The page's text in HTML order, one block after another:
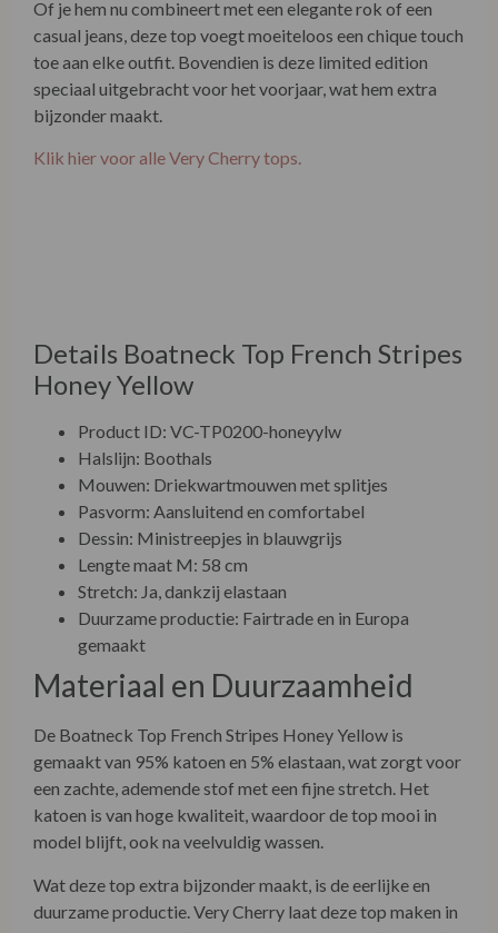
Of je hem nu combineert met een elegante rok of een
casual jeans, deze top voegt moeiteloos een chique touch
toe aan elke outfit. Bovendien is deze limited edition
speciaal uitgebracht voor het voorjaar, wat hem extra
bijzonder maakt.
Klik hier voor alle Very Cherry tops.
Pasvorm: Aansluitend en comfortabel
Dessin: Ministreepjes in blauwgrijs
Stretch: Ja, dankzij elastaan
Duurzame productie: Fairtrade en in Europa
gemaakt
Materiaal en Duurzaamheid
De Boatneck Top French Stripes Honey Yellow is
gemaakt van 95% katoen en 5% elastaan, wat zorgt voor
een zachte, ademende stof met een fijne stretch. Het
model blijft, ook na veelvuldig wassen.
Wat deze top extra bijzonder maakt, is de eerlijke en
duurzame productie. Very Cherry laat deze top maken in
een gecertificeerde Fairtrade-fabriek binnen Europa. Dit
betekent dat de arbeidsomstandigheden goed zijn, de
lonen eerlijk worden uitbetaald en er aandacht is voor het
productie bij aan het verminderen van de CO₂-uitstoot
door kortere transportlijnen.Lees hier meer!